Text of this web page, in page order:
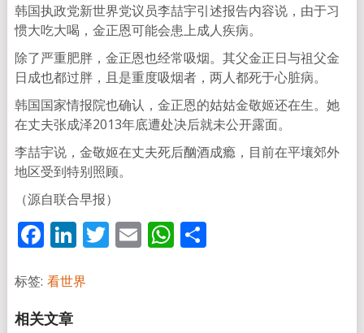
韩国执政党新世界党议员李喆宇引述报告内容说，由于习
惯大吃大喝，金正恩可能会患上成人疾病。
除了严重肥胖，金正恩也经常吸烟。其父金正日与祖父金
日成也都过胖，且是重度吸烟者，两人都死于心脏病。
韩国国家情报院也确认，金正恩的姑姑金敬姬还在生。她
在丈夫张成泽2013年底遭处决后就未公开露面。
李喆宇说，金敬姬在丈夫死后酗酒成瘾，目前在平壤郊外
地区受到特别照顾。
（源自联合早报）
Facebook
LinkedIn
Twitter
EmailWhatsApp
分
标签: 看世界